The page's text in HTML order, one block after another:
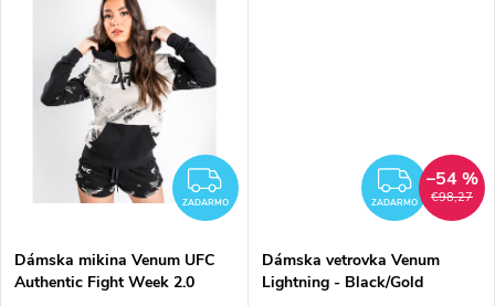
ZADARMO
ZADARMO
Dámska mikina Venum UFC
Authentic Fight Week 2.0
ZADARMO €98,27
–54 %
Dámska vetrovka Venum
Lightning - Black/Gold